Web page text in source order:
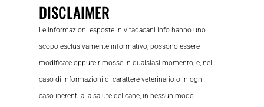
DISCLAIMER
Le informazioni esposte in vitadacani.info hanno uno
scopo esclusivamente informativo, possono essere
modificate oppure rimosse in qualsiasi momento, e, nel
caso di informazioni di carattere veterinario o in ogni
caso inerenti alla salute del cane, in nessun modo